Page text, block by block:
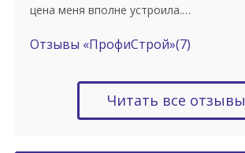
цена меня вполне устроила.…
Отзывы «ПрофиСтрой»(7)
Читать все отзывы